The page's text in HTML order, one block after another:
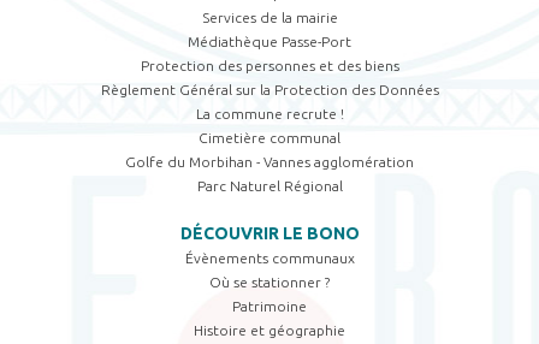
Services de la mairie
Médiathèque Passe-Port
Protection des personnes et des biens
Règlement Général sur la Protection des Données
La commune recrute !
Cimetière communal
Golfe du Morbihan - Vannes agglomération
Parc Naturel Régional
DÉCOUVRIR LE BONO
Évènements communaux
Où se stationner ?
Patrimoine
Histoire et géographie